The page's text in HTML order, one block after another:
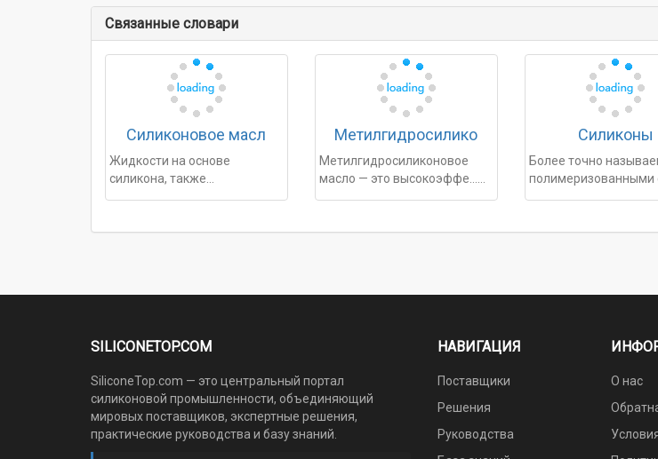
Связанные словари
Силиконовое масл
Жидкости на основе
силикона, также
Метилгидросилико
Метилгидросиликоновое
масло — это высокоэффе……
Силиконы
Более точно
полимеризованными
SILICONETOP.COM
SiliconeTop.com — это центральный портал
силиконовой промышленности, объединяющий
мировых поставщиков, экспертные решения,
практические руководства и базу знаний.
НАВИГАЦИЯ
Поставщики
Решения
Руководства
О нас